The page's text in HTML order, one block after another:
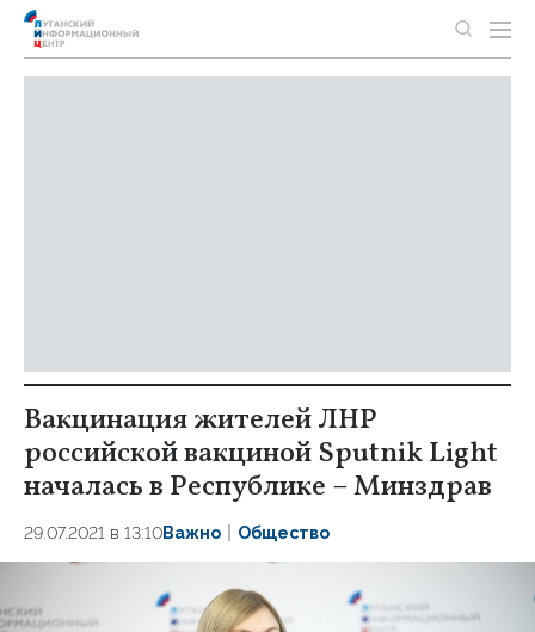
Вакцинация жителей ЛНР
российской вакциной Sputnik Light
началась в Республике – Минздрав
29.07.2021 в 13:10Важно Общество